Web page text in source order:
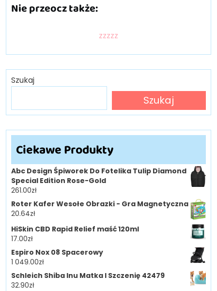
Nie przeocz także:
zzzzz
Szukaj
Szukaj
Ciekawe Produkty
Abc Design Śpiworek Do Fotelika Tulip Diamond
Special Edition Rose-Gold
261.00zł
Roter Kafer Wesołe Obrazki - Gra Magnetyczna
20.64zł
HiSkin CBD Rapid Relief maść 120ml
17.00zł
Espiro Nox 08 Spacerowy
1 049.00zł
Schleich Shiba Inu Matka I Szczenię 42479
32.90zł